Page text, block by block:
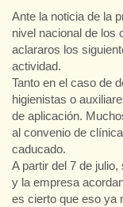
Ante la noticia de la
nivel nacional de los
aclararos los
actividad.
Tanto en el caso de
higienistas o
de aplicación.
al convenio de
caducado.
A partir del 7 de
y la empresa
es cierto que eso ya